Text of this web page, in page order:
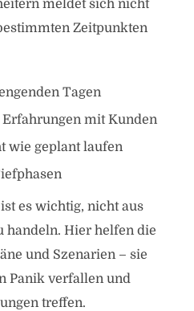
meldet sich nicht
Zeitpunkten
Tagen
mit Kunden
wie geplant laufen
es wichtig, nicht aus
handeln. Hier helfen die
und Szenarien – sie
Panik verfallen und
treffen.